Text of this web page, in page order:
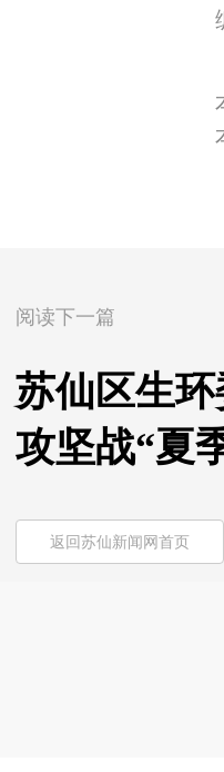
阅读下一篇
苏仙区生
攻坚战“夏
返回苏仙新闻网首页